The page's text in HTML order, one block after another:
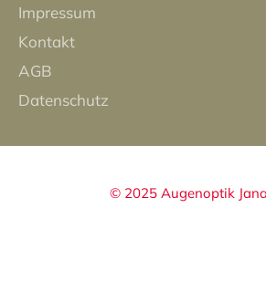
Impressum
Kontakt
AGB
Datenschutz
© 2025 Augenoptik